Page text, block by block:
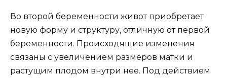
Во второй беременности живот приобретает
новую форму и структуру, отличную от первой
беременности. Происходящие изменения
связаны с увеличением размеров матки и
растущим плодом внутри нее. Под действием